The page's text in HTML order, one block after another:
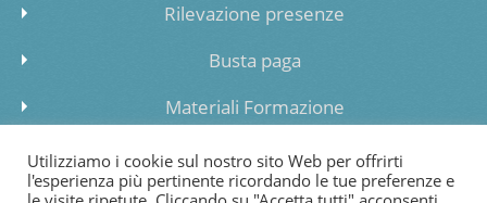
Rilevazione presenze
Busta paga
Materiali Formazione
Inserimento dati lista di attesa
Utilizziamo i cookie sul nostro sito Web per offrirti
l'esperienza più pertinente ricordando le tue preferenze e